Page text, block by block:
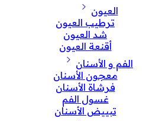
العيون
ترطيب العيون
شد العيون
أقنعة العيون
الفم و الأسنان
معجون الأسنان
فرشاة الأسنان
غسول الفم
تبييض الأسنان